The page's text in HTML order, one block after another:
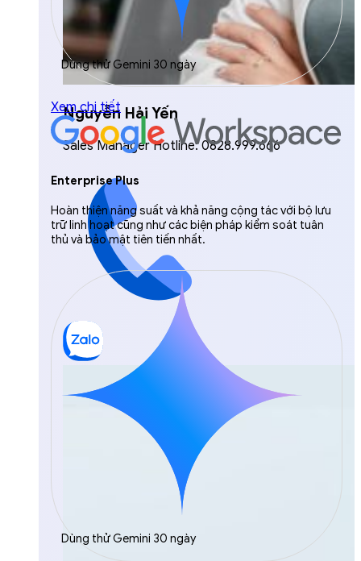
Nguyễn Hải Yến
Sales Manager Hotline: 0828.999.666
Dùng thử Gemini 30 ngày
Xem chi tiết
Enterprise Plus
Hoàn thiện năng suất và khả năng cộng tác với bộ lưu
trữ linh hoạt cũng như các biện pháp kiểm soát tuân
thủ và bảo mật tiên tiến nhất.
Dùng thử Gemini 30 ngày